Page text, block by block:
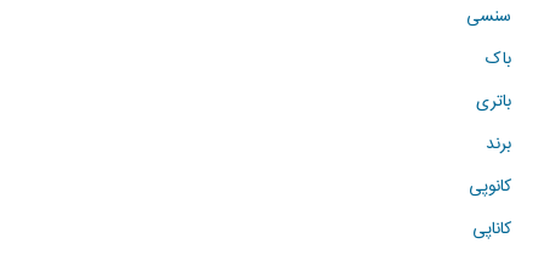
سنسی
باک
باتری
برند
کانوپی
کاناپی